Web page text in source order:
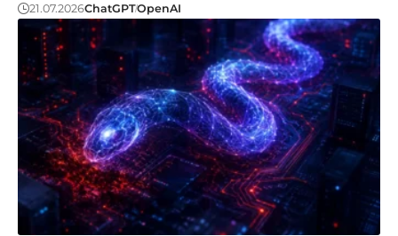
21.07.2026ChatGPTOpenAI